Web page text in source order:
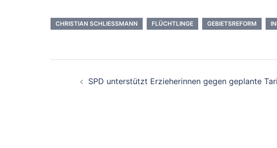
CHRISTIAN SCHLIESSMANN FLÜCHTLINGE GEBIETSREFORM
SPD unterstützt Erzieherinnen gegen geplante